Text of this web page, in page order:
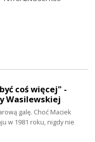
coś więcej" -
Wasilewskiej
galę. Choć Maciek
w 1981 roku, nigdy nie